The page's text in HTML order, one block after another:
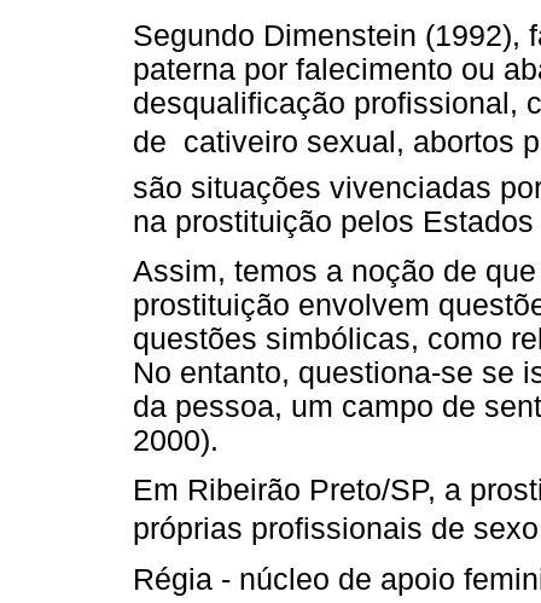
Segundo Dimenstein (1992),
paterna por falecimento ou
desqualificação profissional,
de  cativeiro sexual,
são situações vivenciadas
na prostituição pelos
Assim, temos a noção de
prostituição envolvem
questões simbólicas, como
No entanto, questiona-se se
da pessoa, um campo de
2000).
Em Ribeirão Preto/SP, a
próprias profissionais de
Régia - núcleo de apoio